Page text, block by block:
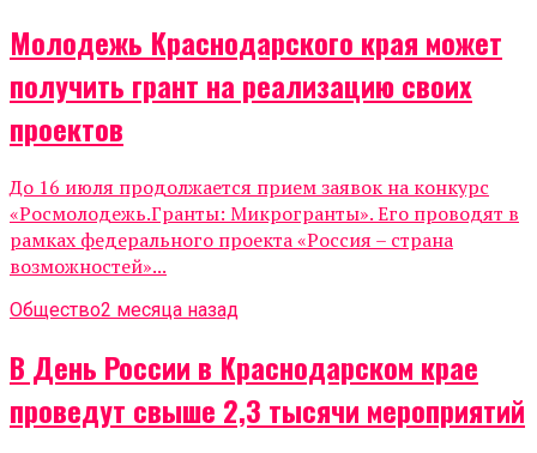
Молодежь Краснодарского края может
получить грант на реализацию своих
проектов
До 16 июля продолжается прием заявок на конкурс
«Росмолодежь.Гранты: Микрогранты». Его проводят в
рамках федерального проекта «Россия – страна
возможностей»...
Общество2 месяца назад
В День России в Краснодарском крае
проведут свыше 2,3 тысячи мероприятий